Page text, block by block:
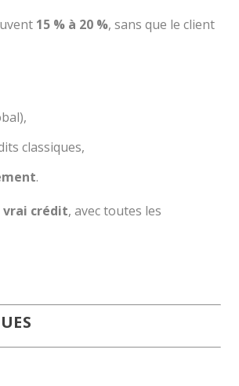
15 % à 20 %, sans que le client
classiques,
.
vrai crédit, avec toutes les